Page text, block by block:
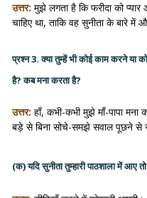
उत्तर: मुझे लगता है कि फरीदा को
चाहिए था, ताकि वह सुनीता के बारे
प्रश्न 3. क्या तुम्हें भी कोई काम करने या
है? कब मना करता है?
उत्तर: हाँ, कभी-कभी मुझे माँ-पापा
बड़े से बिना सोचे-समझे सवाल पूछने से
(क) यदि सुनीता तुम्हारी पाठशाला में आए